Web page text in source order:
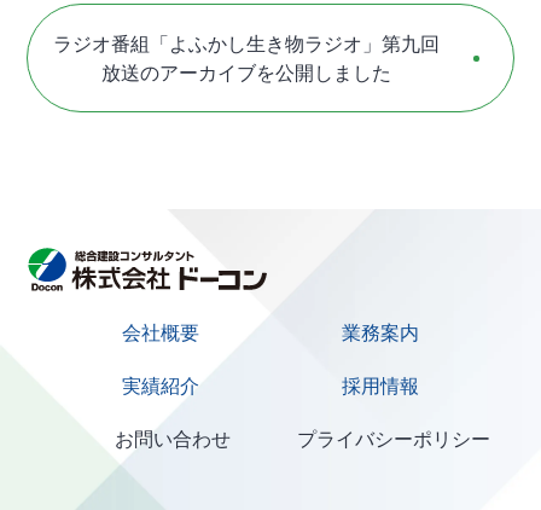
ラジオ番組「よふかし生き物ラジオ」第九回
放送のアーカイブを公開しました
会社概要
業務案内
実績紹介
採用情報
お問い合わせ
プライバシーポリシー